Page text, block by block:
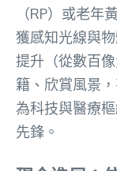
（RP）或老
獲感知光線與
提升（從數百
籍、欣賞風景
為科技與醫療
先鋒。